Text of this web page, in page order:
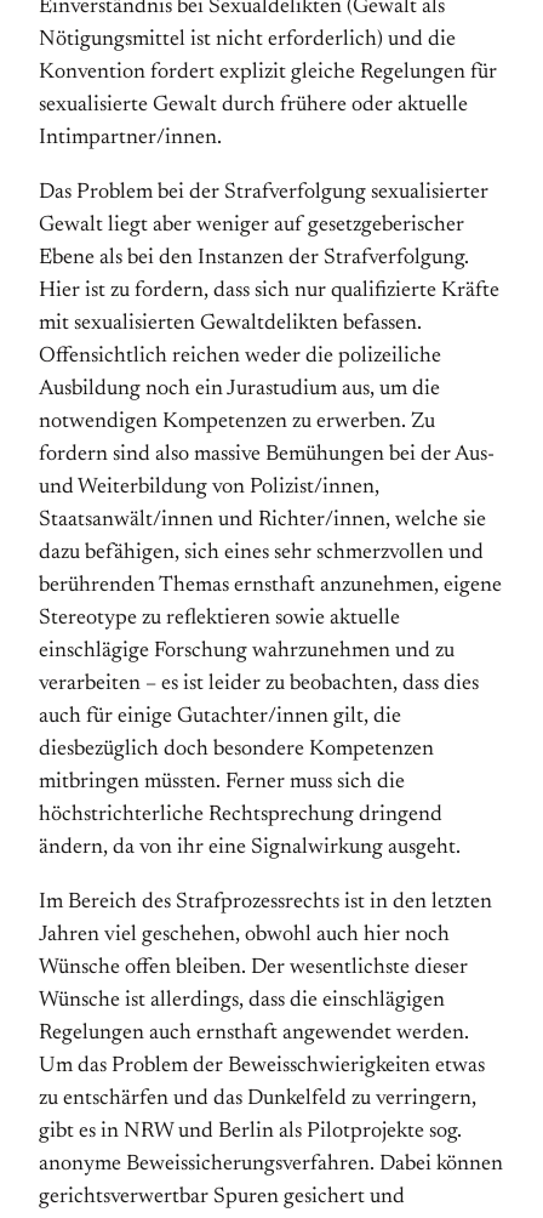
Ein­ver­ständnis bei Sexualdelikten (Gewalt als
Nötigungsmittel ist nicht er­forder­lich) und die
Konvention fordert explizit gleiche Regelungen für
sexualisierte Gewalt durch frühere oder aktuelle
Intimpartner/innen.
Das Problem bei der Strafverfolgung sexualisierter
Gewalt liegt aber weniger auf gesetzgeberischer
Ebene als bei den Instanzen der Strafverfolgung.
Hier ist zu fordern, dass sich nur qualifizierte Kräfte
mit sexualisierten Gewaltdelikten befassen.
Offensichtlich reichen weder die polizeiliche
Ausbildung noch ein Jurastudium aus, um die
notwendigen Kompetenzen zu erwerben. Zu
fordern sind also massive Bemühungen bei der Aus-
und Weiterbildung von Polizist/innen,
Staatsanwält/innen und Richter/innen, welche sie
dazu befähigen, sich eines sehr schmerzvollen und
berührenden Themas ernsthaft anzunehmen, eigene
Stereotype zu reflektieren sowie aktuelle
einschlägige Forschung wahrzunehmen und zu
verarbeiten – es ist leider zu beobachten, dass dies
auch für einige Gutachter/innen gilt, die
diesbezüglich doch besondere Kompetenzen
mitbringen müssten. Ferner muss sich die
höchstrichterliche Rechtsprechung dringend
ändern, da von ihr eine Signalwirkung ausgeht.
Im Bereich des Strafprozessrechts ist in den letzten
Jahren viel geschehen, obwohl auch hier noch
Wünsche offen bleiben. Der wesentlichste dieser
Wünsche ist allerdings, dass die einschlägigen
Regelungen auch ernsthaft angewendet werden.
Um das Problem der Beweisschwierigkeiten etwas
zu entschärfen und das Dunkelfeld zu verringern,
gibt es in NRW und Berlin als Pilotprojekte sog.
anonyme Beweissicherungsverfahren. Dabei können
gerichtsverwertbar Spuren gesichert und